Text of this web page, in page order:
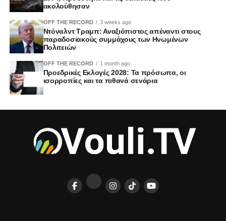
ακολούθησαν
OFF THE RECORD 3 weeks ago
Ντόναλντ Τραμπ: Αναξιόπιστος απέναντι στους
παραδοσιακούς συμμάχους των Ηνωμένων
Πολιτειών
OFF THE RECORD 1 month ago
Προεδρικές Εκλογές 2028: Τα πρόσωπα, οι
ισορροπίες και τα πιθανά σενάρια